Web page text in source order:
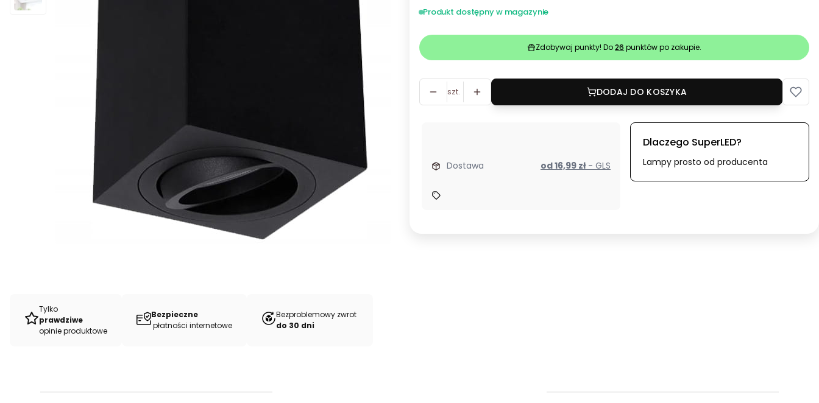
Tylko
prawdziwe
opinie produktowe
Bezpieczne
płatności internetowe
Bezproblemowy zwrot
do 30 dni
Produkt dostępny w magazynie
Zdobywaj punkty! Do26 punktów po zakupie.
szt. DODAJ DO KOSZYKA
Dostawa od 16,99 zł - GLS
Dlaczego SuperLED?
Lampy prosto od producenta